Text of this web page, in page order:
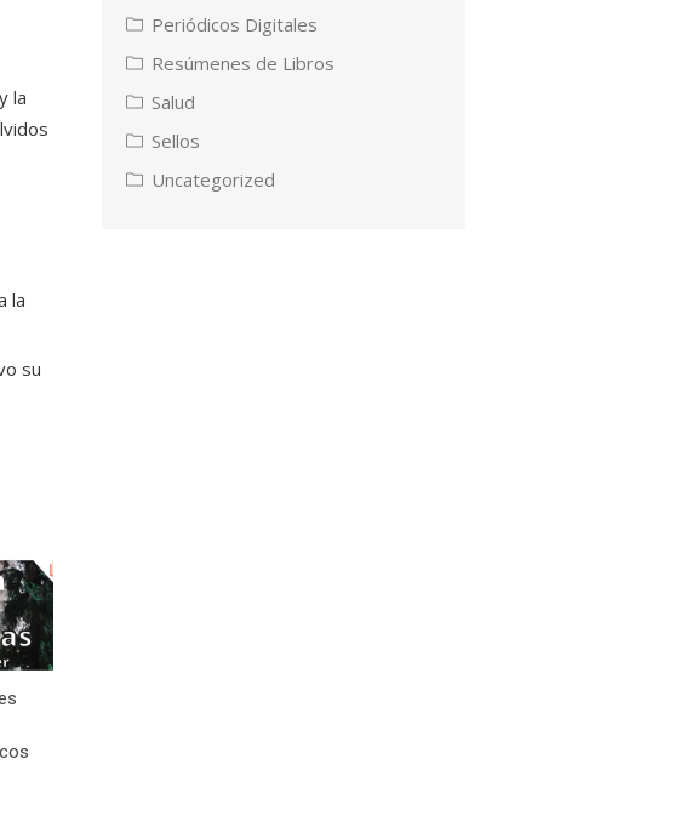
la
la
su
Periódicos Digitales
Resúmenes de Libros
Salud
Sellos
Uncategorized